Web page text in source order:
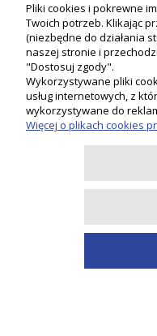
Pliki cookies i pokrewne
Twoich potrzeb. Klikając
(niezbędne do działania
naszej stronie i
"Dostosuj zgody".
Wykorzystywane pliki
usług internetowych, z
wykorzystywane do
Więcej o plikach cookies